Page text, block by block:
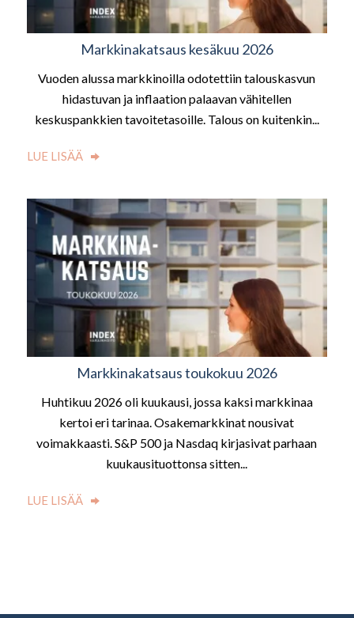
Markkinakatsaus kesäkuu 2026
Vuoden alussa markkinoilla odotettiin talouskasvun
hidastuvan ja inflaation palaavan vähitellen
keskuspankkien tavoitetasoille. Talous on kuitenkin...
LUE LISÄÄ
Markkinakatsaus toukokuu 2026
Huhtikuu 2026 oli kuukausi, jossa kaksi markkinaa
kertoi eri tarinaa. Osakemarkkinat nousivat
voimakkaasti. S&P 500 ja Nasdaq kirjasivat parhaan
kuukausituottonsa sitten...
LUE LISÄÄ